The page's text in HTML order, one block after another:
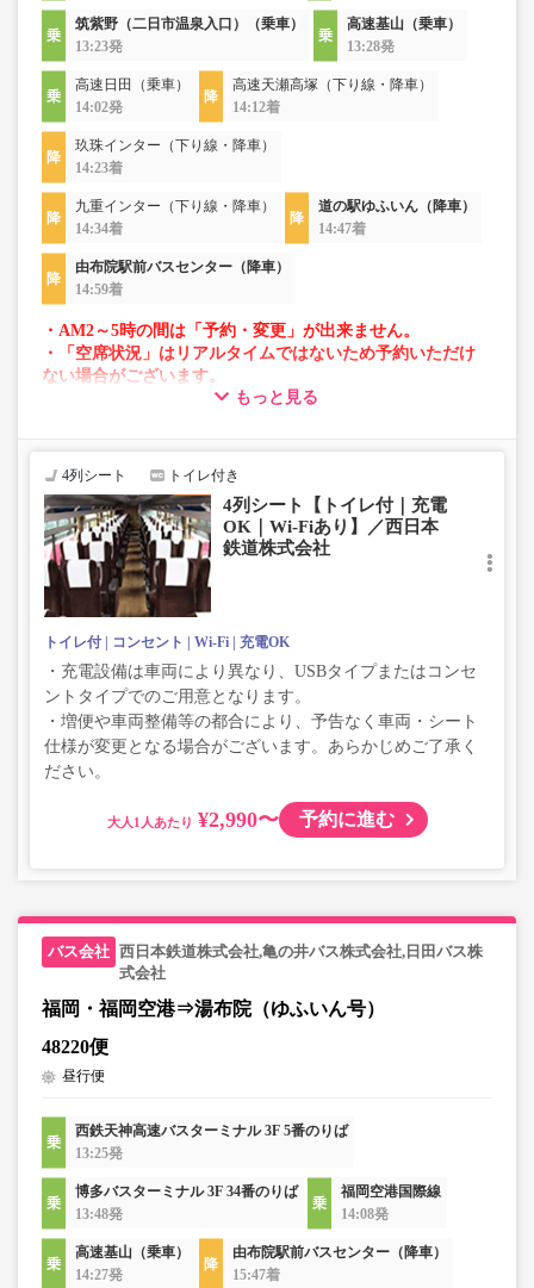
筑紫野（二日市温泉入口）（乗車）
13:23発
高速基山（乗車）
13:28発
高速日田（乗車）
14:02発
高速天瀬高塚（下り線・降車）
14:12着
玖珠インター（下り線・降車）
14:23着
九重インター（下り線・降車）
14:34着
道の駅ゆふいん（降車）
14:47着
由布院駅前バスセンター（降車）
14:59着
・AM2～5時の間は「予約・変更」が出来ません。
・「空席状況」はリアルタイムではないため予約いただけ
ない場合がございます。
・車両は予告なく変更となる場合がございます。これに伴
で、あらかじめご了承ください。
もっと見る
4列シート トイレ付き
4列シート【トイレ付｜充電
OK｜Wi-Fiあり】／西日本
鉄道株式会社
トイレ付 コンセント Wi-Fi 充電OK
・充電設備は車両により異なり、USBタイプまたはコンセ
ントタイプでのご用意となります。
・増便や車両整備等の都合により、予告なく車両・シート
仕様が変更となる場合がございます。あらかじめご了承く
ださい。
大人 ¥2,990〜 予約に進む
西日本鉄道株式会社,亀の井バス株式会社,日田バス株
式会社
福岡・福岡空港⇒湯布院（ゆふいん号）
48220便
昼行便
西鉄天神高速バスターミナル 3F 5番のりば
13:25発
博多バスターミナル 3F 34番のりば
13:48発
福岡空港国際線
14:08発
高速基山（乗車）
14:27発
由布院駅前バスセンター（降車）
15:47着